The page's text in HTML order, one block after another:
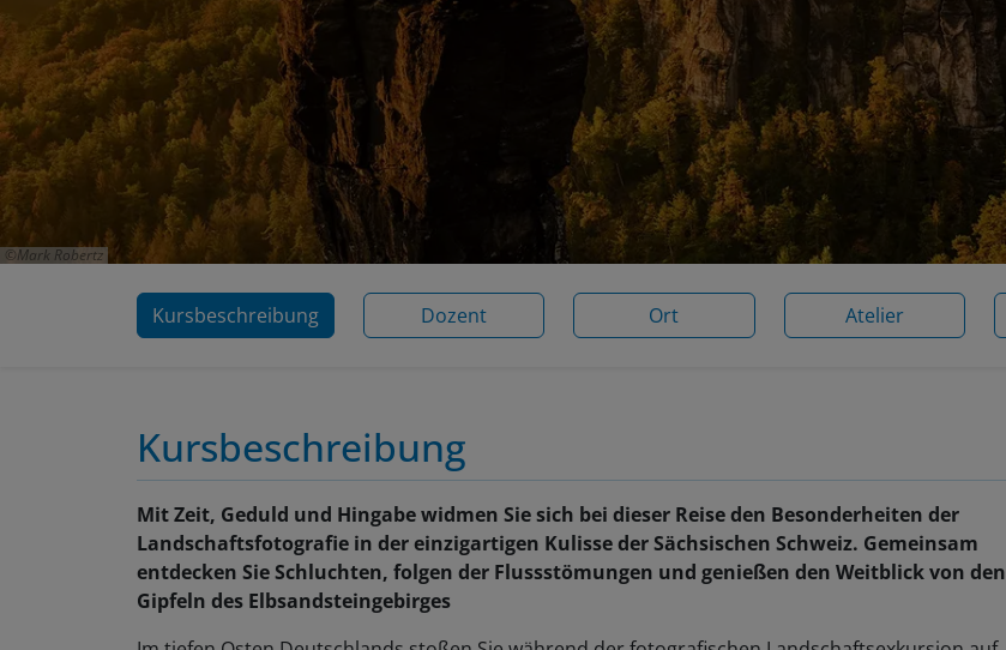
Mark Robertz
Kursbeschreibung Dozent Ort Atelier
Kursbeschreibung
Mit Zeit, Geduld und Hingabe widmen Sie sich bei dieser Reise den Besonderheiten der
Landschaftsfotografie in der einzigartigen Kulisse der Sächsischen Schweiz. Gemeinsam
entdecken Sie Schluchten, folgen der Flussstömungen und genießen den Weitblick von den
Gipfeln des Elbsandsteingebirges